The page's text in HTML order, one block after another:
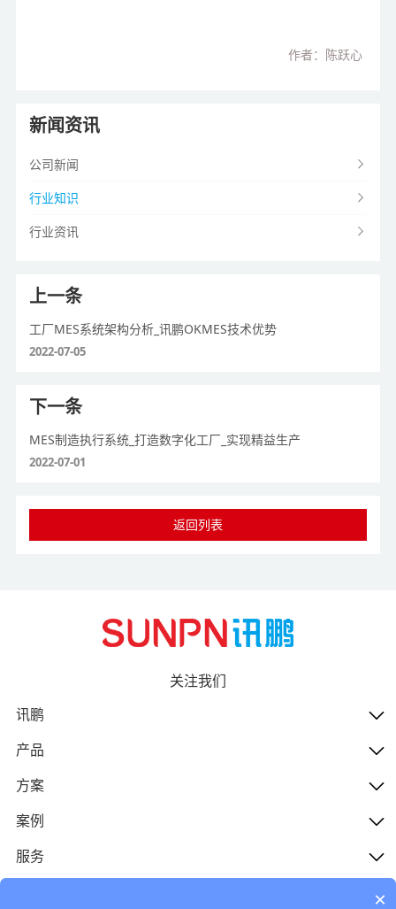
作者：陈跃心
新闻资讯
公司新闻
行业知识
行业资讯
上一条
工厂MES系统架构分析_讯鹏OKMES技术优势
2022-07-05
下一条
MES制造执行系统_打造数字化工厂_实现精益生产
2022-07-01
返回列表
关注我们
讯鹏
产品
方案
案例
服务
×